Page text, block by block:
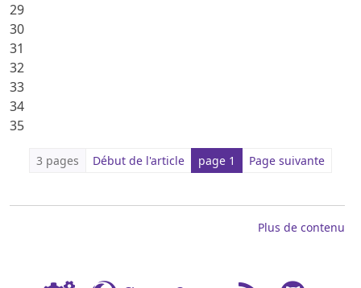
29
30
31
32
33
34
35
3 pages Début de l'article page 1 Page suivante
Plus de contenu